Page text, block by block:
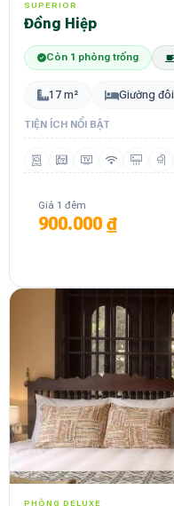
SUPERIOR
Đồng Hiệp
Còn 1 phòng trống
17 m² Giường đôi
TIỆN ÍCH NỔI BẬT
Giá 1 đêm
900.000 ₫
PHÒNG DELUXE